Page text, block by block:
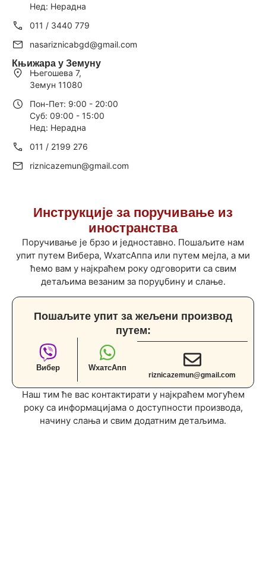
Нед: Нерадна
011 / 3440 779
nasariznicabgd@gmail.com
Књижара у Земуну
Његошева 7,
Земун 11080
Пон-Пет: 9:00 - 20:00
Суб: 09:00 - 15:00
Нед: Нерадна
011 / 2199 276
riznicazemun@gmail.com
Инструкције за поручивање из
иностранства
Поручивање је брзо и једноставно. Пошаљите нам
упит путем Вибера, WхатсАппа или путем мејла, а ми
ћемо вам у најкраћем року одговорити са свим
детаљима везаним за поруџбину и слање.
Пошаљите упит за жељени производ
путем:
Вибер WхатсАпп
riznicazemun@gmail.com
Наш тим ће вас контактирати у најкраћем могућем
року са информацијама о доступности производа,
начину слања и свим додатним детаљима.